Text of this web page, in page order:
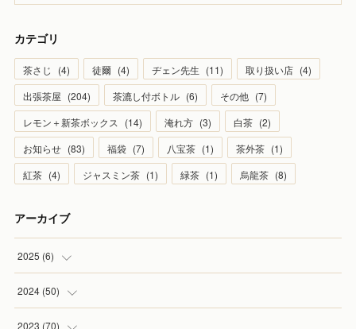
カテゴリ
茶さじ (4) 徒爾 (4) ヂェン先生 (11) 取り扱い店 (4)
出張茶屋 (204) 茶漉し付ボトル (6) その他 (7)
レモン＋新茶ボックス
(14) 淹れ方 (3) 白茶 (2)
お知らせ (83) 福袋 (7) 八宝茶 (1) 茶外茶 (1)
紅茶 (4) ジャスミン茶 (1) 緑茶 (1) 烏龍茶 (8)
アーカイブ
2025 (6)
(1
(2
2024 (50)
(5
2023 (70)